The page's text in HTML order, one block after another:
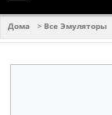
navigation
Дома > Все Эмуляторы